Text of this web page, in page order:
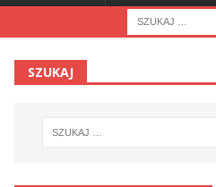
SZUKAJ